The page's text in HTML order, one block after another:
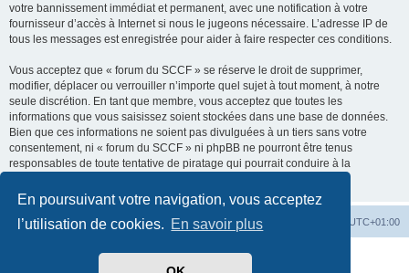
En poursuivant votre navigation, vous acceptez
l’utilisation de cookies. En savoir plus
votre bannissement immédiat et permanent, avec une notification à votre
fournisseur d’accès à Internet si nous le jugeons nécessaire. L’adresse IP de
tous les messages est enregistrée pour aider à faire respecter ces conditions.
Vous acceptez que « forum du SCCF » se réserve le droit de supprimer,
modifier, déplacer ou verrouiller n’importe quel sujet à tout moment, à notre
seule discrétion. En tant que membre, vous acceptez que toutes les
informations que vous saisissez soient stockées dans une base de données.
Bien que ces informations ne soient pas divulguées à un tiers sans votre
consentement, ni « forum du SCCF » ni phpBB ne pourront être tenus
responsables de toute tentative de piratage qui pourrait conduire à la
Index du forum UTC+01:00
Développé parphpBB® Forum Software © phpBB Limited
Traduit par